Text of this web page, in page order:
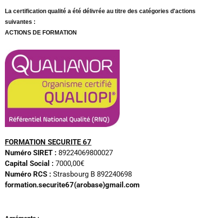
m
La certification qualité a été délivrée au titre des catégories d'actions
suivantes :
ACTIONS DE FORMATION
FORMATION SECURITE 67
Numéro SIRET : 89224069800027
Capital Social : 7000,00€
Numéro RCS : Strasbourg B 892240698
formation.securite67(arobase)gmail.com